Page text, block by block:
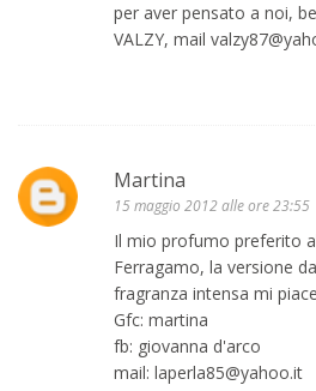
per aver pensato a noi,
VALZY, mail
Martina
15 maggio 2012 alle ore 23:55
Il mio profumo preferito
Ferragamo, la versione
fragranza intensa mi
Gfc: martina
fb: giovanna d'arco
mail: laperla85@yahoo.it